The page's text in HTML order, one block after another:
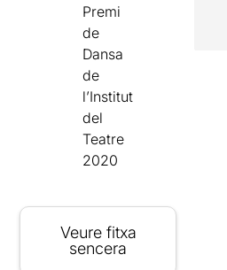
Premi
de
Dansa
de
l’Institut
del
Teatre
2020
Veure fitxa
sencera